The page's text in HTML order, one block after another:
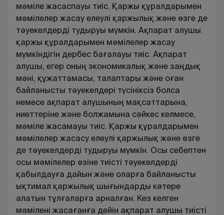
мәміле жасаспауы тиіс. Қаржы құралдарымен
мәмілелер жасау елеулі қаржылық және өзге де
тәуекелдерді тудыруы мүмкін. Ақпарат алушы
қаржы құралдарымен мәмілелер жасау
мүмкіндігін дербес бағалауы тиіс. Ақпарат
алушы, егер оның экономикалық және заңдық
мәні, құжаттамасы, талаптары және оған
байланысты тәуекелдері түсініксіз болса
немесе ақпарат алушының мақсаттарына,
ниеттеріне және болжамына сәйкес келмесе,
мәміле жасамауы тиіс. Қаржы құралдарымен
мәмілелер жасасу елеулі қаржылық және өзге
де тәуекелдерді тудыруы мүмкін. Осы себептен
осы мәмілелер өзіне тиісті тәуекелдерді
қабылдауға дайын және оларға байланысты
ықтимал қаржылық шығындарды көтере
алатын тұлғаларға арналған. Кез келген
мәмілені жасағанға дейін ақпарат алушы тиісті